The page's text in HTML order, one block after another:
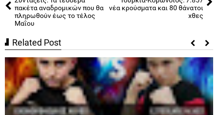
πακέτα αναδρομικών που θα
πληρωθούν έως το τέλος
Μαΐου
νέα κρούσματα και 80 θάνατοι
χθες
Related Post